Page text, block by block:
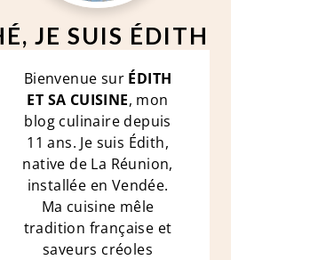
JE SUIS ÉDITH
Bienvenue sur ÉDITH
ET SA CUISINE, mon
blog culinaire depuis
11 ans. Je suis Édith,
native de La Réunion,
installée en Vendée.
Ma cuisine mêle
tradition française et
saveurs créoles